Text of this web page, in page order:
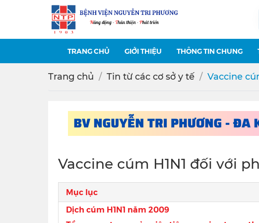
TRANG CHỦ GIỚI THIỆU THÔNG TIN CHUNG
Trang chủ Tin từ các cơ sở y tế Vaccine
Vaccine cúm H1N1 đối với
Mục lục
Dịch cúm H1N1 năm 2009